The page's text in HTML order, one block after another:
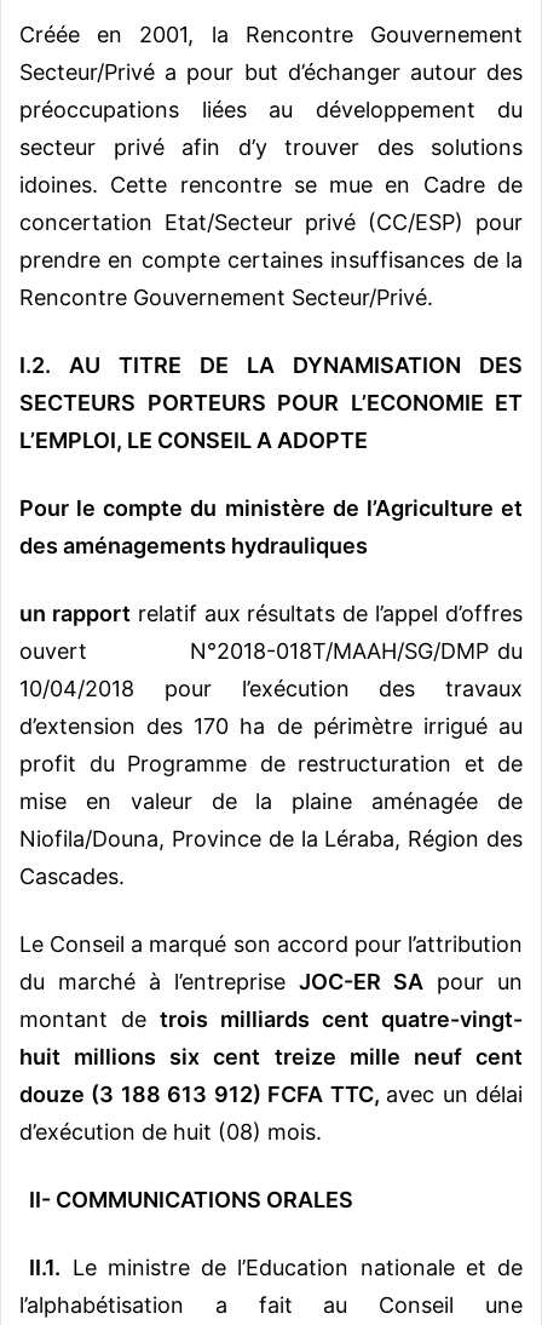
Créée en 2001, la Rencontre Gouvernement
Secteur/Privé a pour but d’échanger autour des
préoccupations liées au développement du
secteur privé afin d’y trouver des solutions
idoines. Cette rencontre se mue en Cadre de
concertation Etat/Secteur privé (CC/ESP) pour
prendre en compte certaines insuffisances de la
Rencontre Gouvernement Secteur/Privé.
I.2. AU TITRE DE LA DYNAMISATION DES
SECTEURS PORTEURS POUR L’ECONOMIE ET
L’EMPLOI, LE CONSEIL A ADOPTE
Pour le compte du ministère de l’Agriculture et
des aménagements hydrauliques
un rapport relatif aux résultats de l’appel d’offres
ouvert N°2018-018T/MAAH/SG/DMP du
10/04/2018 pour l’exécution des travaux
d’extension des 170 ha de périmètre irrigué au
profit du Programme de restructuration et de
mise en valeur de la plaine aménagée de
Niofila/Douna, Province de la Léraba, Région des
Cascades.
Le Conseil a marqué son accord pour l’attribution
du marché à l’entreprise JOC-ER SA pour un
montant de trois milliards cent quatre-vingt-
huit millions six cent treize mille neuf cent
douze (3 188 613 912) FCFA TTC, avec un délai
d’exécution de huit (08) mois.
II- COMMUNICATIONS ORALES
II.1. Le ministre de l’Education nationale et de
l’alphabétisation a fait au Conseil une